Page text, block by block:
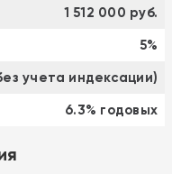
1 512 000 руб.
5%
учета индексации)
6.3% годовых